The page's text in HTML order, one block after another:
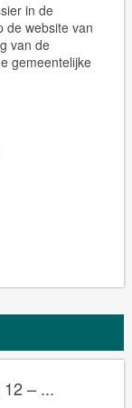
in de
de website van
van de
gemeentelijke
– ...